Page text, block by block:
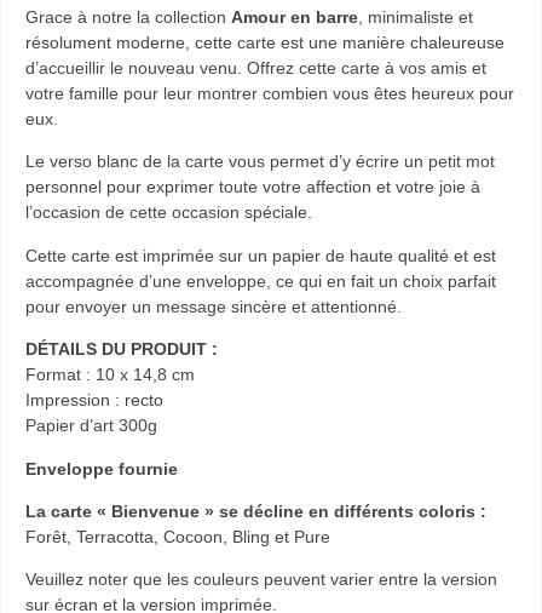
Grace à notre la collection Amour en barre , minimaliste et
résolument moderne, cette carte est une manière chaleureuse
d’accueillir le nouveau venu. Offrez cette carte à vos amis et
votre famille pour leur montrer combien vous êtes heureux pour
eux.
Le verso blanc de la carte vous permet d’y écrire un petit mot
personnel pour exprimer toute votre affection et votre joie à
l’occasion de cette occasion spéciale.
Cette carte est imprimée sur un papier de haute qualité et est
accompagnée d’une enveloppe, ce qui en fait un choix parfait
pour envoyer un message sincère et attentionné.
DÉTAILS DU PRODUIT :
Format : 10 x 14,8 cm
Impression : recto
Papier d’art 300g
Enveloppe fournie
La carte « Bienvenue » se décline en différents coloris :
Forêt, Terracotta, Cocoon, Bling et Pure
Veuillez noter que les couleurs peuvent varier entre la version
sur écran et la version imprimée.